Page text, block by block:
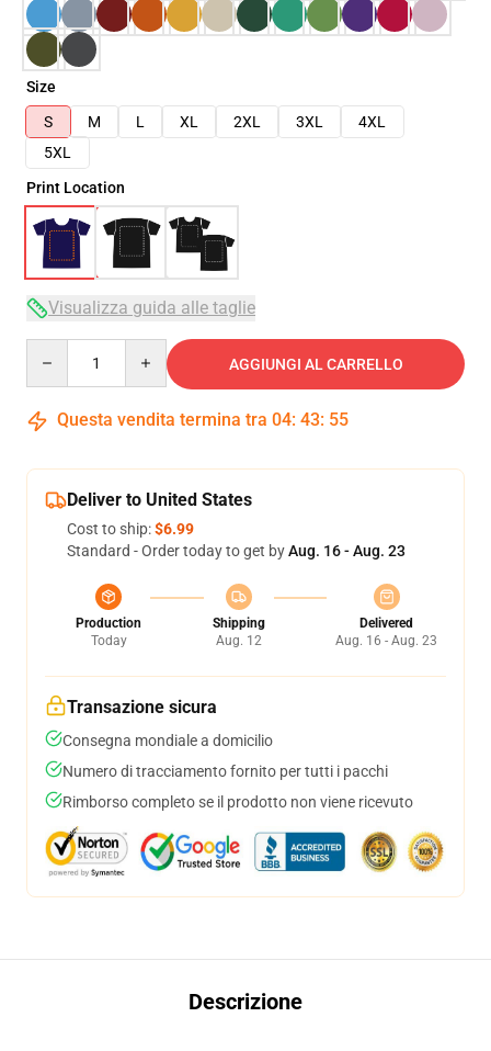
Size
S
M L XL 2XL 3XL
4XL
5XL
Print Location
Visualizza guida alle taglie
AGGIUNGI AL CARRELLO
Questa vendita termina tra 04: 43: 54
Deliver to United States
Cost to ship:$6.99
Standard - Order today to get byAug. 16 - Aug. 23
Production
Today
Shipping
Aug. 12
Delivered
Aug. 16 - Aug. 23
Transazione sicura
Consegna mondiale a domicilio
Numero di tracciamento fornito per tutti i pacchi
Rimborso completo se il prodotto non viene ricevuto
Descrizione